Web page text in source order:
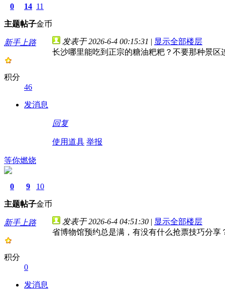
0
主题
14
帖子
11
金币
新手上路
积分
46
发消息
发表于 2026-6-4 00:15:31 | 显示全部楼层
长沙哪里能吃到正宗的糖油粑粑？不要那种景区
回复
使用道具 举报
等你燃烧
0
主题
9
帖子
10
金币
新手上路
积分
0
发消息
发表于 2026-6-4 04:51:30 | 显示全部楼层
省博物馆预约总是满，有没有什么抢票技巧分享